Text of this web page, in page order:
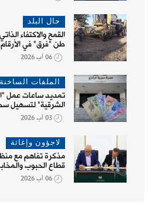
حال البلد
طن "فرق" في
06 آب 2026
الملفات الساخنة
تمديد ساعات عمل
الشرقية" لتسهيل
03 آب 2026
لاجؤون وإغاثة
مذكرة تفاهم مع
قطاع الحبوب
06 آب 2026